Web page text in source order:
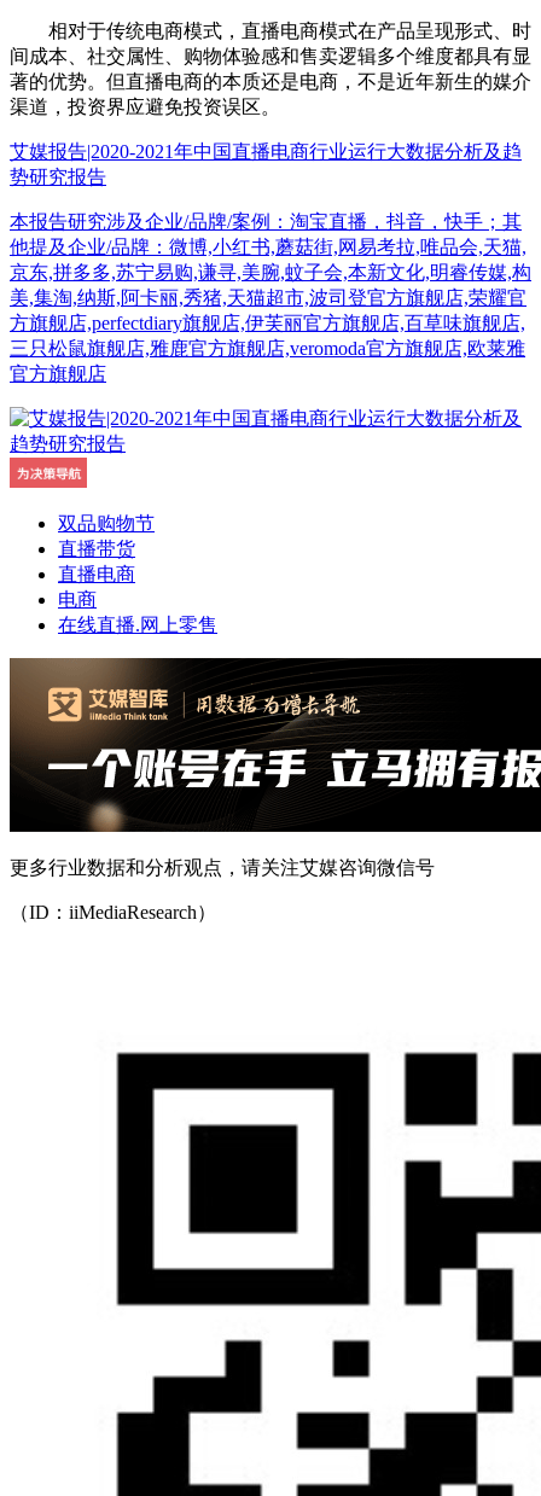
相对于传统电商模式，直播电商模式在产品呈现形式、时
间成本、社交属性、购物体验感和售卖逻辑多个维度都具有显
著的优势。但直播电商的本质还是电商，不是近年新生的媒介
渠道，投资界应避免投资误区。
艾媒报告|2020-2021年中国直播电商行业运行大数据分析及趋
势研究报告
本报告研究涉及企业/品牌/案例：淘宝直播，抖音，快手；其
他提及企业/品牌：微博,小红书,蘑菇街,网易考拉,唯品会,天猫,
京东,拼多多,苏宁易购,谦寻,美腕,蚊子会,本新文化,明睿传媒,构
美,集淘,纳斯,阿卡丽,秀猪,天猫超市,波司登官方旗舰店,荣耀官
方旗舰店,perfectdiary旗舰店,伊芙丽官方旗舰店,百草味旗舰店,
三只松鼠旗舰店,雅鹿官方旗舰店,veromoda官方旗舰店,欧莱雅
官方旗舰店
双品购物节
直播带货
直播电商
电商
在线直播.网上零售
更多行业数据和分析观点，请关注艾媒咨询微信号
（ID：iiMediaResearch）